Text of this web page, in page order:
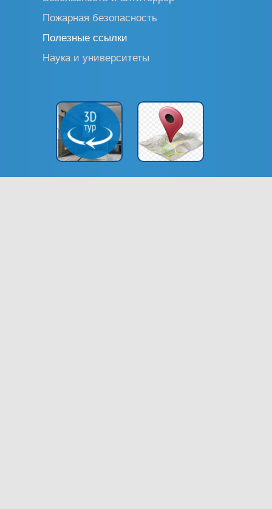
Пожарная безопасность
Полезные ссылки
Наука и университеты